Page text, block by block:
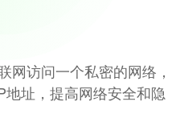
网访问一个私密的网络，
址，提高网络安全和隐